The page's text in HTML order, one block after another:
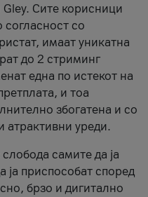
Сите корисници
со
имаат уникатна
до 2 стриминг
една по истекот на
и тоа
збогатена и со
атрактивни уреди.
самите да ја
ја приспособат според
брзо и дигитално